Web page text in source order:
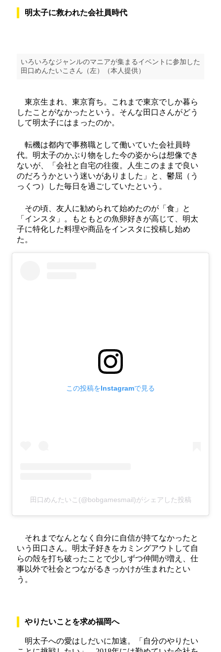
明太子に救われた会社員時代
いろいろなジャンルのマニアが集まるイベントに参加した
田口めんたいこさん（左）（本人提供）
東京生まれ、東京育ち。これまで東京でしか暮ら
したことがなかったという。そんな田口さんがどう
して明太子にはまったのか。
転機は都内で事務職として働いていた会社員時
代。明太子のかぶり物をした今の姿からは想像でき
ないが、「会社と自宅の往復。人生このままで良い
のだろうかという迷いがありました」と、鬱屈（う
っくつ）した毎日を過ごしていたという。
その頃、友人に勧められて始めたのが「食」と
「インスタ」。もともとの魚卵好きが高じて、明太
子に特化した料理や商品をインスタに投稿し始め
た。
この投稿をInstagramで見る
田口めんたいこ(@bobgamesmail)がシェアした投稿
それまでなんとなく自分に自信が持てなかったと
いう田口さん。明太子好きをカミングアウトして自
らの殻を打ち破ったことで少しずつ仲間が増え、仕
事以外で社会とつながるきっかけが生まれたとい
う。
やりたいことを求め福岡へ
明太子への愛はしだいに加速。「自分のやりたい